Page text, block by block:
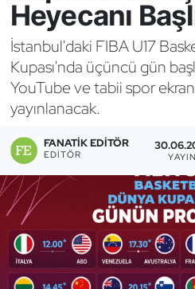
Heyecanı
İstanbul'daki FIBA U17
Kupası'nda üçüncü gün
YouTube ve tabii spor
yayınlanacak.
FANATIK EDITÖR
EDITÖR
Bocce Bowling Dart
Boks
Briç
Buz Hokeyi
Buz Pateni
Çim Hokeyi
Cimnastik